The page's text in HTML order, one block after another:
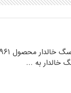
کارتون خاطره انگیز و بسیار زیبای
خالدار به …